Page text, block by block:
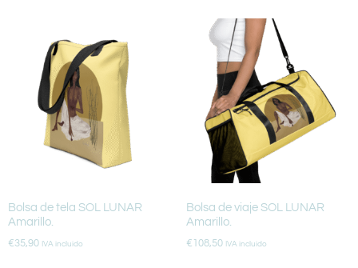
Bolsa de tela SOL LUNAR
Amarillo.
€35,90 IVA incluido
Bolsa de viaje SOL LUNAR
Amarillo.
€ 108,50 IVA incluido